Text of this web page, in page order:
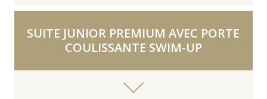
SUITE JUNIOR PREMIUM AVEC PORTE
COULISSANTE SWIM-UP